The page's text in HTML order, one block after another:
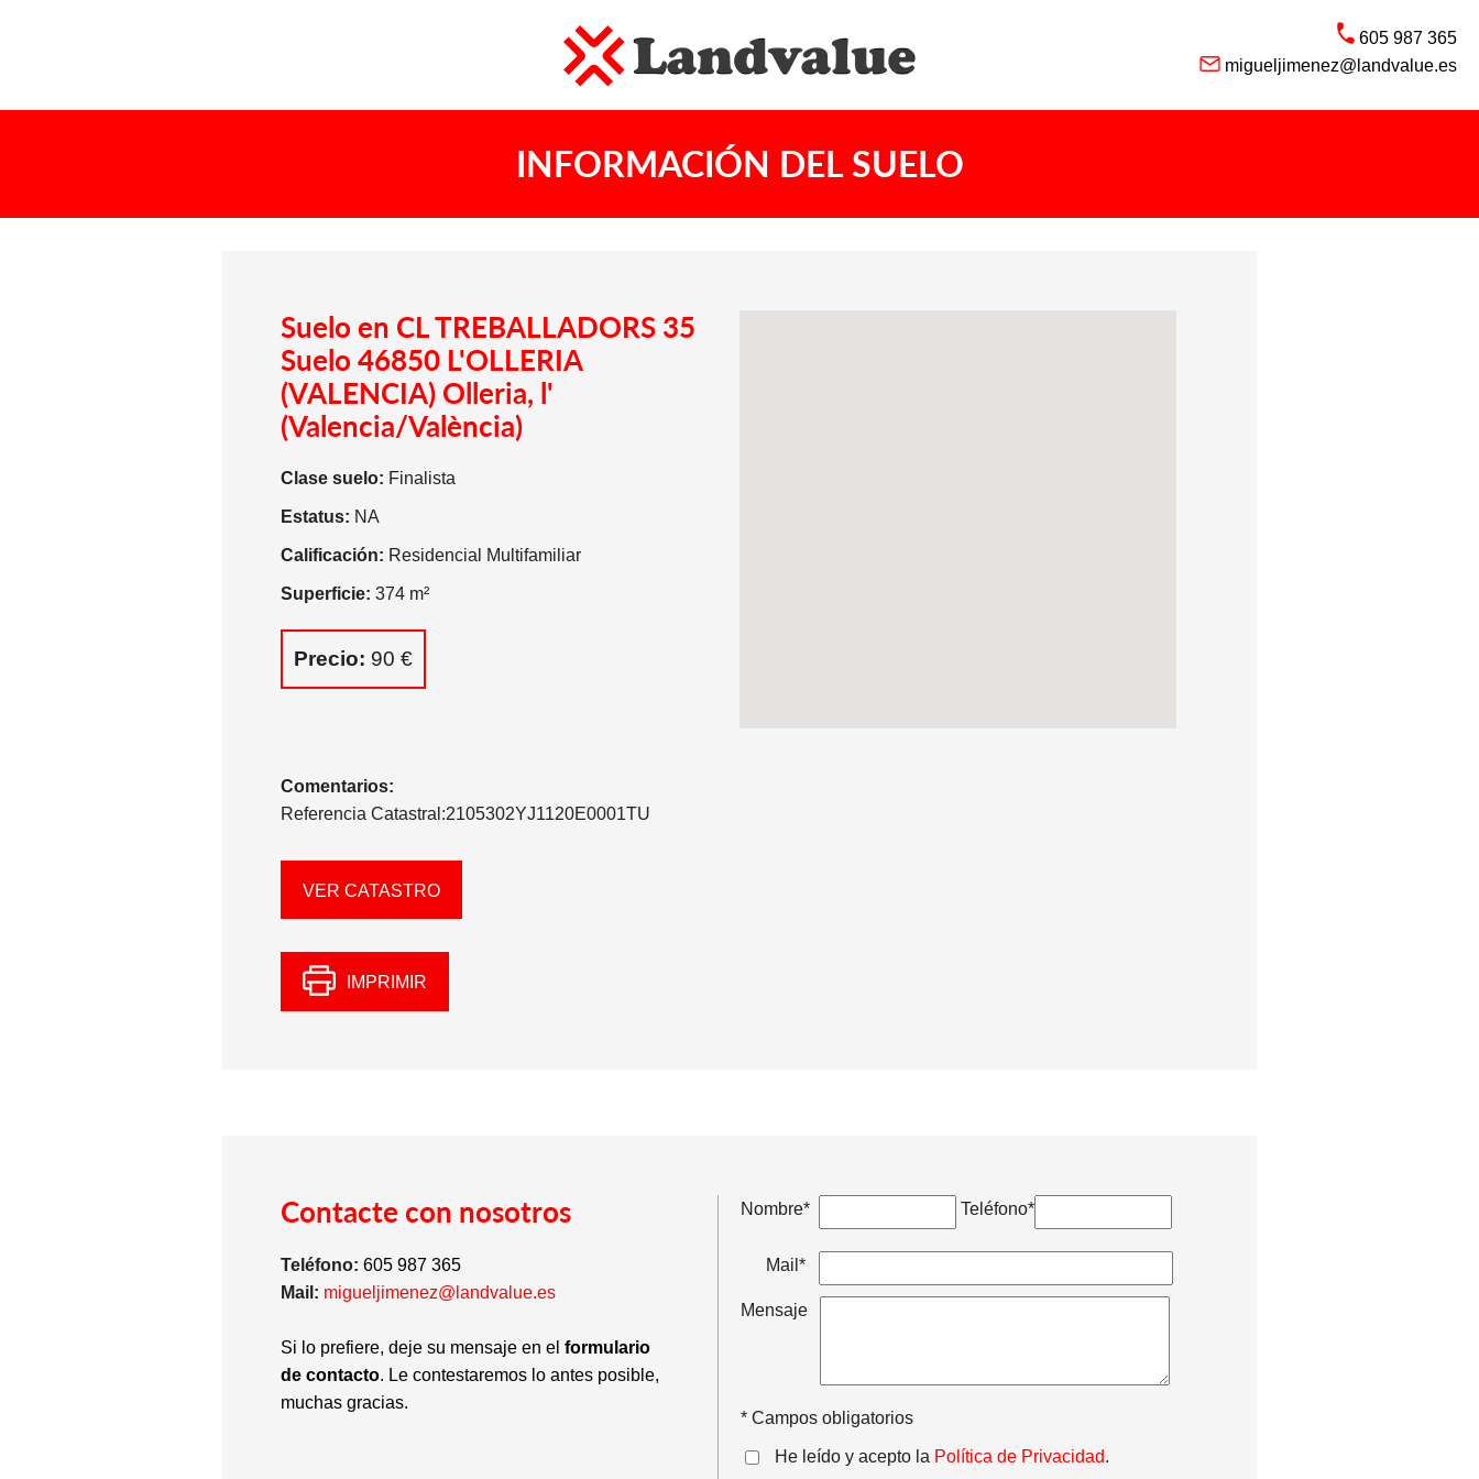
605 987 365
migueljimenez@landvalue.es
INFORMACIÓN DEL SUELO
Suelo en CL TREBALLADORS 35
Suelo 46850 L'OLLERIA
(VALENCIA) Olleria, l'
(Valencia/València)
Clase suelo: Finalista
Estatus: NA
Calificación: Residencial Multifamiliar
Superficie: 374 m²
Precio: 90 €
Comentarios:
Referencia Catastral:2105302YJ1120E0001TU
VER CATASTRO
IMPRIMIR
Contacte con nosotros
Teléfono:605 987 365
Mail: migueljimenez@landvalue.es
Si lo prefiere, deje su mensaje en elformulario
de contacto. Le contestaremos lo antes posible,
muchas gracias.
Nombre* Teléfono*
Mail*
Mensaje
* Campos obligatorios
He leído y acepto la Política de Privacidad.